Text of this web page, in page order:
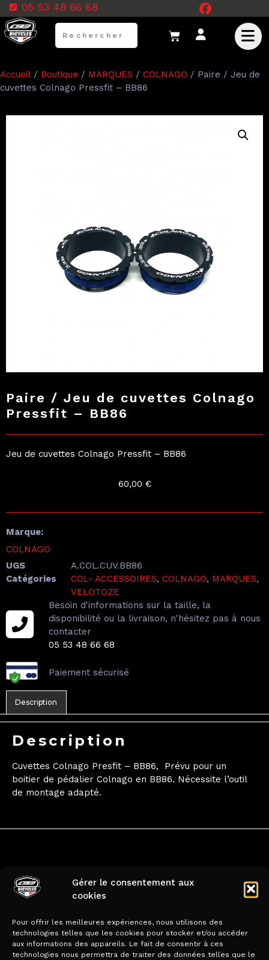
Gérer le consentement aux
cookies
Pour offrir les meilleures expériences, nous utilisons des
technologies telles que les cookies pour stocker et/ou accéder
aux informations des appareils. Le fait de consentir à ces
technologies nous permettra de traiter des données telles que le
05 53 48 66 68
Accueil / Boutique / MARQUES / COLNAGO / Paire / Jeu de
cuvettes Colnago Pressfit – BB86
Paire / Jeu de cuvettes Colnago
Pressfit – BB86
Jeu de cuvettes Colnago Pressfit – BB86
60,00 €
Marque:
COLNAGO
UGS
A.COL.CUV.BB86
Catégories
COL- ACCESSOIRES, COLNAGO, MARQUES,
VELOTOZE
Besoin d'informations sur la taille, la
disponibilité ou la livraison, n'hésitez pas à nous
contacter
05 53 48 66 68
Paiement sécurisé
Description
Description
Cuvettes Colnago Presfit – BB86, Prévu pour un
boitier de pédalier Colnago en BB86. Nécessite l’outil
de montage adapté.
Produits
similaires